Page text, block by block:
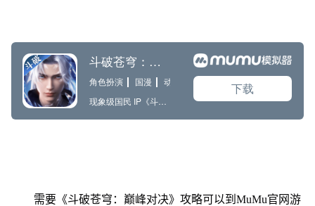
需要《斗破苍穹：巅峰对决》攻略可以到MuMu官网游